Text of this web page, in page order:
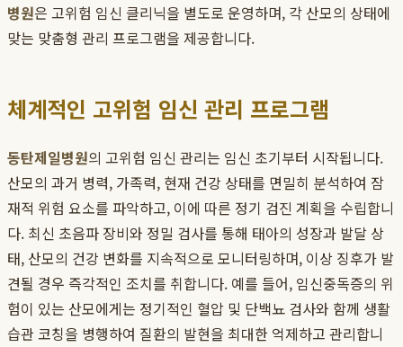
병원은 고위험 임신 클리닉을 별도로 운영하며, 각 산모의 상태에
맞는 맞춤형 관리 프로그램을 제공합니다.
체계적인 고위험 임신 관리 프로그램
동탄제일병원의 고위험 임신 관리는 임신 초기부터 시작됩니다.
산모의 과거 병력, 가족력, 현재 건강 상태를 면밀히 분석하여 잠
재적 위험 요소를 파악하고, 이에 따른 정기 검진 계획을 수립합니
다. 최신 초음파 장비와 정밀 검사를 통해 태아의 성장과 발달 상
태, 산모의 건강 변화를 지속적으로 모니터링하며, 이상 징후가 발
견될 경우 즉각적인 조치를 취합니다. 예를 들어, 임신중독증의 위
험이 있는 산모에게는 정기적인 혈압 및 단백뇨 검사와 함께 생활
습관 코칭을 병행하여 질환의 발현을 최대한 억제하고 관리합니